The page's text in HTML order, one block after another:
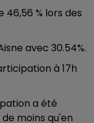
46,56 % lors des
avec 30.54%.
à 17h
a été
de moins qu'en